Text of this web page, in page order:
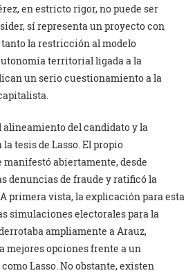
en estricto rigor, no puede ser
sí representa un proyecto con
la restricción al modelo
territorial ligada a la
un serio cuestionamiento a la
alineamiento del candidato y la
tesis de Lasso. El propio
manifestó abiertamente, desde
denuncias de fraude y ratificó la
primera vista, la explicación para esta
simulaciones electorales para la
ampliamente a Arauz,
mejores opciones frente a un
Lasso. No obstante, existen